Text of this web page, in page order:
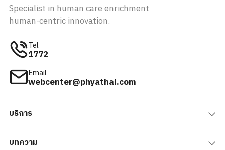
Specialist in human care enrichment
human-centric innovation.
Tel
1772
Email
webcenter@phyathai.com
บริการ
บทความ